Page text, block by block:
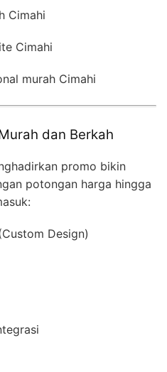
Cimahi
Cimahi
murah Cimahi
dan Berkah
promo bikin
potongan harga hingga
Design)